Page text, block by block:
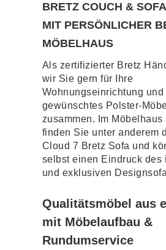
BRETZ COUCH &
MIT PERSÖNLICHER
MÖBELHAUS
Als zertifizierter Bretz
wir Sie gern für Ihre
Wohnungseinrichtung
gewünschtes Polster-
zusammen. Im
finden Sie unter anderem
Cloud 7 Bretz Sofa und
selbst einen Eindruck des
und exklusiven
Qualitätsmöbel aus
mit Möbelaufbau &
Rundumservice